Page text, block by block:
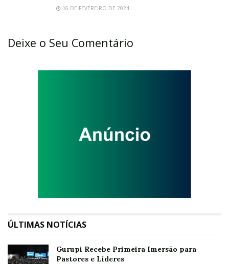
16 DE FEVEREIRO DE 2024
Deixe o Seu Comentário
ÚLTIMAS NOTÍCIAS
Gurupi Recebe Primeira Imersão para
Pastores e Líderes